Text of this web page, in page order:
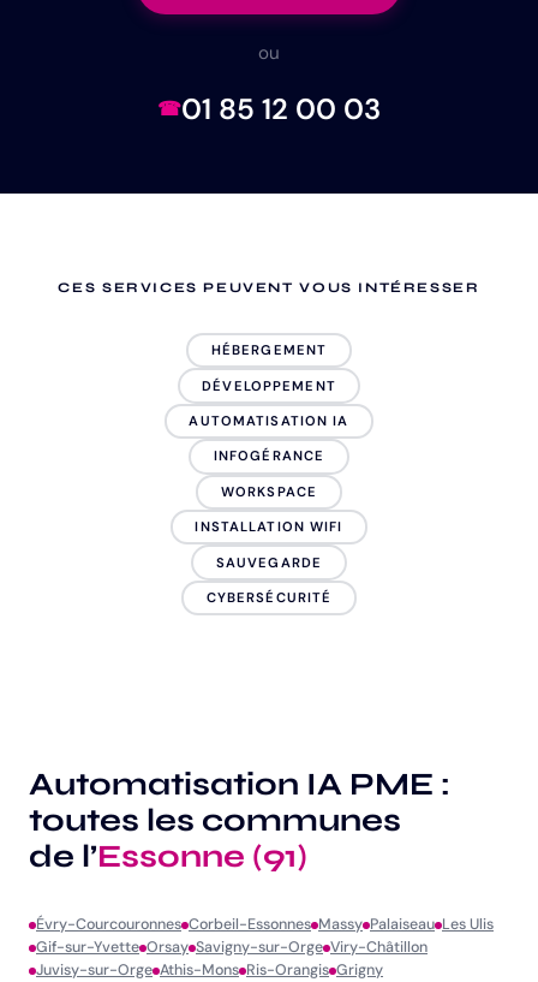
ou
01 85 12 00 03
CES SERVICES PEUVENT VOUS INTÉRESSER
HÉBERGEMENT
DÉVELOPPEMENT
AUTOMATISATION IA
INFOGÉRANCE
WORKSPACE
INSTALLATION WIFI
SAUVEGARDE
CYBERSÉCURITÉ
Automatisation IA PME :
toutes les communes
de l’Essonne (91)
Évry-Courcouronnes Corbeil-Essonnes Massy Palaiseau Les Ulis
Gif-sur-Yvette Orsay Savigny-sur-Orge Viry-Châtillon
Juvisy-sur-Orge Athis-Mons Ris-Orangis Grigny